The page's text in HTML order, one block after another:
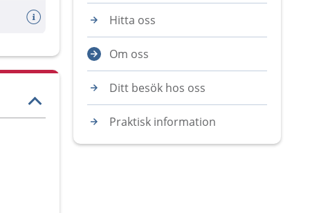
Hitta oss
Om oss
Ditt besök hos oss
Praktisk information